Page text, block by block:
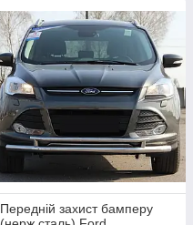
Передній захист бамперу